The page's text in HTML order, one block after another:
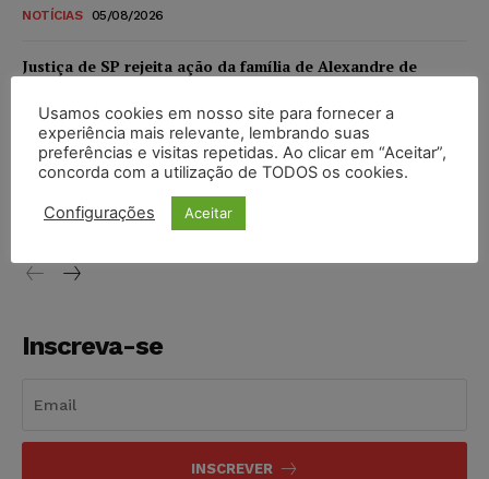
NOTÍCIAS 05/08/2026
Justiça de SP rejeita ação da família de Alexandre de
NOTÍCIAS 05/08/2026
Conselho Nacional de Justiça determina afastamento da
NOTÍCIAS 05/08/2026
Inscreva-se
INSCREVER
Usamos cookies em nosso site para fornecer a
experiência mais relevante, lembrando suas
preferências e visitas repetidas. Ao clicar em “Aceitar”,
concorda com a utilização de TODOS os cookies.
Configurações Aceitar